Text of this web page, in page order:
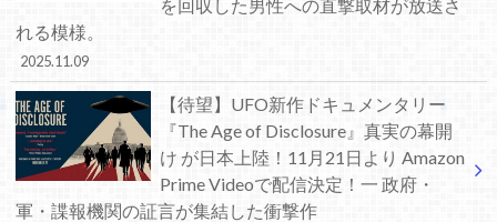
を回収した男性への直撃取材が放送さ
れる模様。
2025.11.09
【待望】UFO新作ドキュメンタリー
『The Age of Disclosure』真実の幕開
け が日本上陸！11月21日より Amazon
Prime Videoで配信決定！一 政府・
軍・諜報機関の証言が集結した衝撃作